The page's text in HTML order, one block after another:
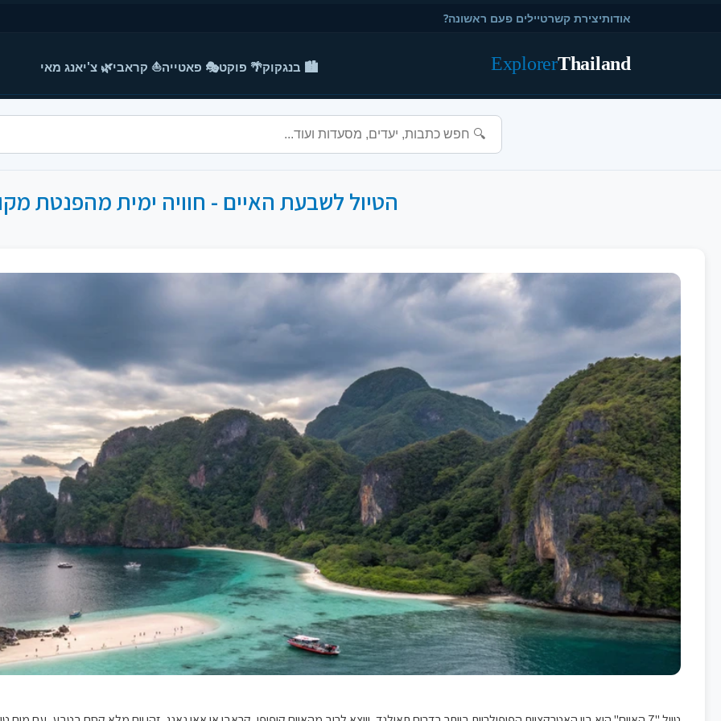
אודותיצירת קשרטיילים פעם ראשונה?
Thailand
Explorer 🏙️ בנגקוק🌴 פוקט🎭 פאטייה⛵ קראבי🌿 צ'יאנג מאי
הטיול לשבעת האיים - חוויה ימית מהפנטת